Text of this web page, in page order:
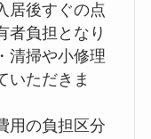
居後すぐの点
者負担となり
清掃や小修理
いただきま
用の負担区分